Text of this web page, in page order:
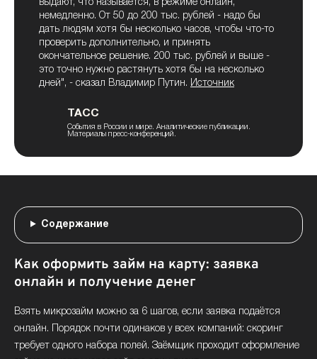
залог ПТС до 1 000 000 ₽ — но это уже не микрозайм на
карту: ставка там 29,2–42% годовых, автомобиль
остаётся у владельца.
Кредиска
заёмщиков с любой кредитной историей, но долговую
нагрузку компания проверяет всегда. Займ на карту
период. Для оформления нужно фото паспорта.
Быстроденьги (ООО МФК «Быстроденьги») ведут семь
до 30 000 ₽, 0% на первые 10 дней. Повторным
клиентам — 0% на 7 дней при том же лимите.
Классический заём до 30 000 ₽ на 30 дней и
выдают, что называется, в режиме онлайн,
немедленно. От 50 до 200 тыс. рублей - надо бы
дать людям хотя бы несколько часов, чтобы что-то
проверить дополнительно, и принять
окончательное решение. 200 тыс. рублей и выше -
это точно нужно растянуть хотя бы на несколько
дней", - сказал Владимир Путин. Источник
ТАСС
События в России и мире. Аналитические публикации.
Материалы пресс-конференций.
Содержание
Как оформить займ на карту: заявка
онлайн и получение денег
Взять микрозайм можно за 6 шагов, если заявка подаётся
онлайн. Порядок почти одинаков у всех компаний: скоринг
требует одного набора полей. Заёмщик проходит оформление